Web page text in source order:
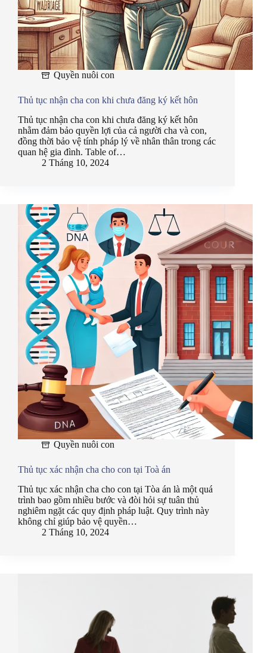
Quyền nuôi con
Thủ tục nhận cha con khi chưa đăng ký kết hôn
Thủ tục nhận cha con khi chưa đăng ký kết hôn
nhằm đảm bảo quyền lợi của cả người cha và con,
đồng thời bảo vệ tính pháp lý về nhân thân trong các
quan hệ gia đình. Table of…
2 Tháng 10, 2024
Quyền nuôi con
Thủ tục xác nhận cha cho con tại Toà án
Thủ tục xác nhận cha cho con tại Tòa án là một quá
trình bao gồm nhiều bước và đòi hỏi sự tuân thủ
nghiêm ngặt các quy định pháp luật. Quy trình này
không chỉ giúp bảo vệ quyền…
2 Tháng 10, 2024